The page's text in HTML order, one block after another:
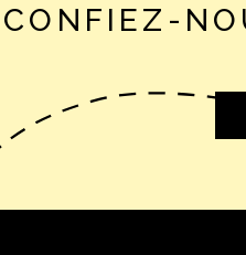
CONFIEZ-